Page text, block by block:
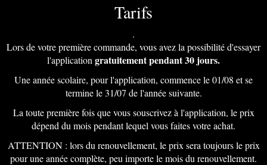
Tarifs
.
Lors de votre première commande, vous avez la possibilité d'essayer
l'application gratuitement pendant 30 jours.
Une année scolaire, pour l'application, commence le 01/08 et se
termine le 31/07 de l'année suivante.
La toute première fois que vous souscrivez à l'application, le prix
dépend du mois pendant lequel vous faites votre achat.
ATTENTION : lors du renouvellement, le prix sera toujours le prix
pour une année complète, peu importe le mois du renouvellement.